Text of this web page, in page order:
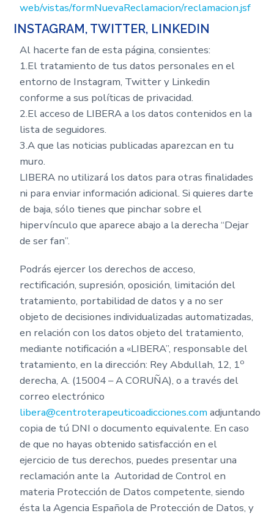
web/vistas/formNuevaReclamacion/reclamacion.jsf
INSTAGRAM, TWITTER, LINKEDIN
Al hacerte fan de esta página, consientes:
1.El tratamiento de tus datos personales en el
entorno de Instagram, Twitter y Linkedin
conforme a sus políticas de privacidad.
2.El acceso de LIBERA a los datos contenidos en la
lista de seguidores.
3.A que las noticias publicadas aparezcan en tu
muro.
LIBERA no utilizará los datos para otras finalidades
ni para enviar información adicional. Si quieres darte
de baja, sólo tienes que pinchar sobre el
hipervínculo que aparece abajo a la derecha “Dejar
de ser fan”.
Podrás ejercer los derechos de acceso,
rectificación, supresión, oposición, limitación del
tratamiento, portabilidad de datos y a no ser
objeto de decisiones individualizadas automatizadas,
en relación con los datos objeto del tratamiento,
mediante notificación a «LIBERA”, responsable del
tratamiento, en la dirección: Rey Abdullah, 12, 1o
derecha, A. (15004 – A CORUÑA), o a través del
correo electrónico
libera@centroterapeuticoadicciones.comadjuntando
copia de tú DNI o documento equivalente. En caso
de que no hayas obtenido satisfacción en el
ejercicio de tus derechos, puedes presentar una
reclamación ante la Autoridad de Control en
materia Protección de Datos competente, siendo
ésta la Agencia Española de Protección de Datos, y